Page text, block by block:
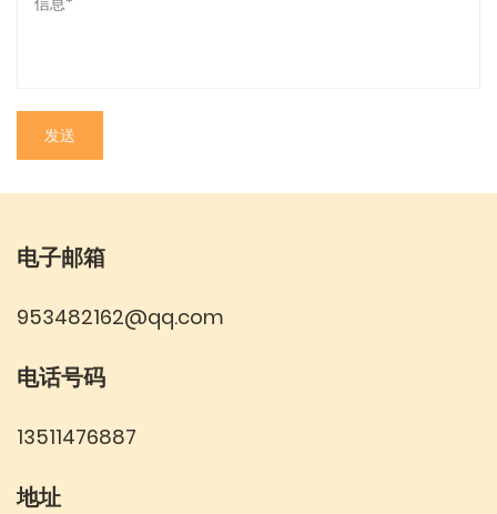
电子邮箱
953482162@qq.com
电话号码
13511476887
地址